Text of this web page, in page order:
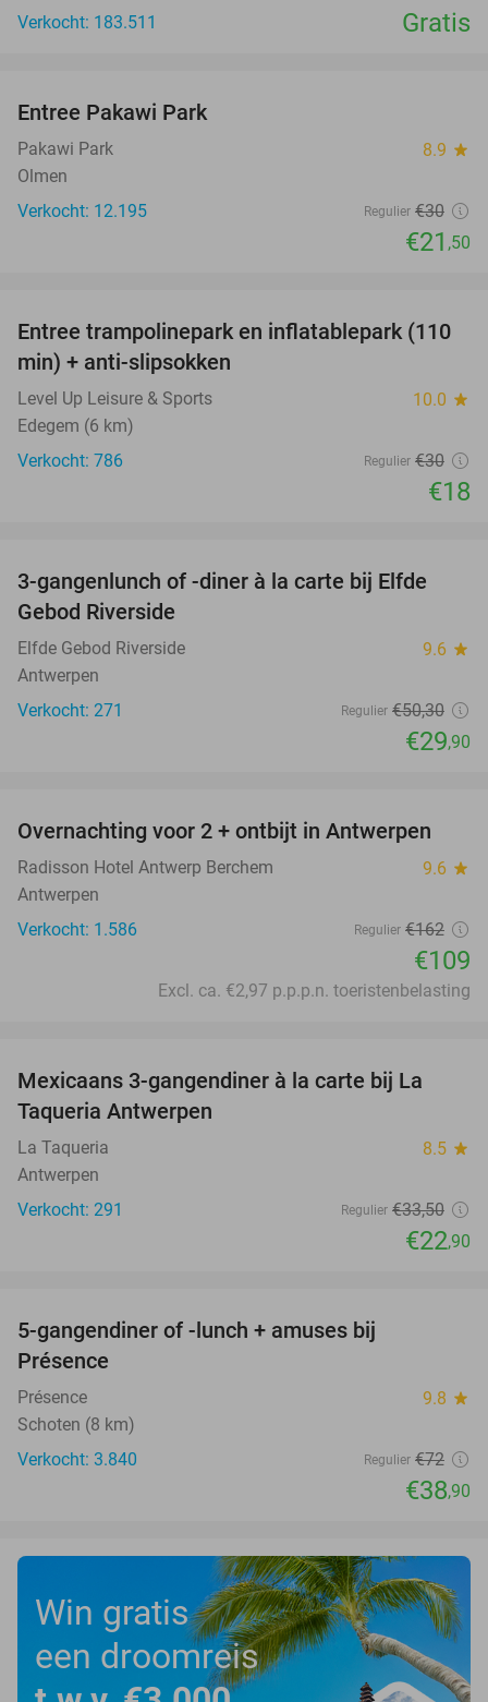
Verkocht: 183.511
Gratis
Entree Pakawi Park
Pakawi Park 8.9 star
Olmen
Verkocht: 12.195
Regulier €30
€21 ,50
40%
Entree trampolinepark en inflatablepark (110
min) + anti-slipsokken
Level Up Leisure & Sports 10.0 star
Edegem (6 km)
Verkocht: 786
Regulier €30
€18
41%
3-gangenlunch of -diner à la carte bij Elfde
Gebod Riverside
Elfde Gebod Riverside 9.6 star
Antwerpen
Verkocht: 271
Regulier €50,30
€29,90
33%
Overnachting voor 2 + ontbijt in Antwerpen
Radisson Hotel Antwerp Berchem 9.6 star
Antwerpen
Verkocht: 1.586
Regulier €162
€109
Excl. ca. €2,97 p.p.p.n. toeristenbelasting
32%
Mexicaans 3-gangendiner à la carte bij La
Taqueria Antwerpen
La Taqueria 8.5 star
Antwerpen
Verkocht: 291
Regulier €33,50
€22,90
5-gangendiner of -lunch + amuses bij
Présence
Présence 9.8 star
Schoten (8 km)
Verkocht: 3.840
Regulier €72
€38,90
Win gratis
een droomreis